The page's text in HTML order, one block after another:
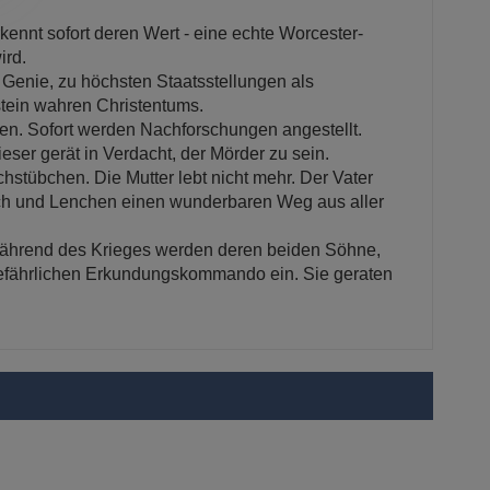
sofort deren Wert - eine echte Worcester-
zu höchsten Staatsstellungen als
wahren Christentums.
Sofort werden Nachforschungen angestellt.
gerät in Verdacht, der Mörder zu sein.
Die Mutter lebt nicht mehr. Der Vater
und Lenchen einen wunderbaren Weg aus aller
des Krieges werden deren beiden Söhne,
Erkundungskommando ein. Sie geraten